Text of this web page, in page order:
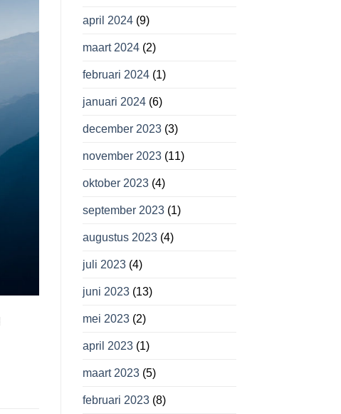
april 2024(9)
maart 2024(2)
februari 2024(1)
januari 2024(6)
december 2023(3)
november 2023(11)
oktober 2023(4)
september 2023(1)
augustus 2023(4)
juli 2023(4)
juni 2023(13)
mei 2023(2)
april 2023(1)
maart 2023(5)
februari 2023(8)